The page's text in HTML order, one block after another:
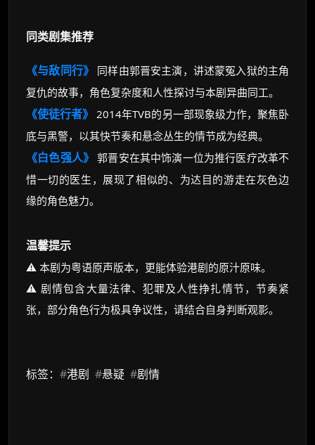
同类剧集推荐
《与敌同行》
同样由郭晋安主演，讲述蒙冤入狱的主角
复仇的故事，角色复杂度和人性探讨与本剧异曲同工。
《使徒行者》 2014年TVB的另一部现象级力作，聚焦卧
底与黑警，以其快节奏和悬念丛生的情节成为经典。
《白色强人》 郭晋安在其中饰演一位为推行医疗改革不
惜一切的医生，展现了相似的、为达目的游走在灰色边
缘的角色魅力。
温馨提示
⚠️ 本剧为粤语原声版本，更能体验港剧的原汁原味。
⚠️ 剧情包含大量法律、犯罪及人性挣扎情节，节奏紧
张，部分角色行为极具争议性，请结合自身判断观影。
标签： #港剧 #悬疑 #剧情